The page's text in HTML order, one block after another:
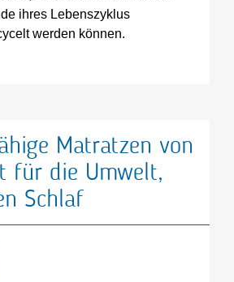
ihres Lebenszyklus
werden können.
Matratzen von
für die Umwelt,
Schlaf